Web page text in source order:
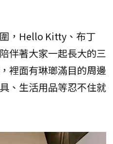
，Hello Kitty、布丁
伴著大家一起長大的三
裡面有琳瑯滿目的周邊
、生活用品等忍不住就